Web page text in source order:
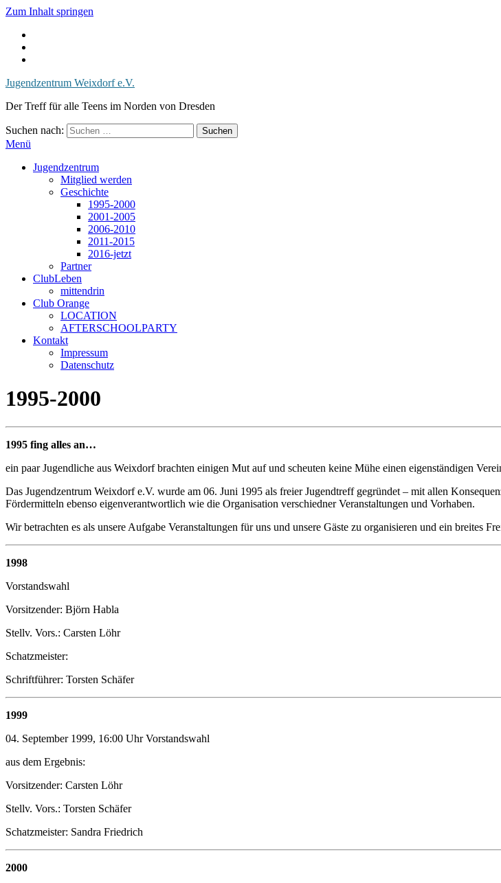
Zum Inhalt springen
Jugendzentrum Weixdorf e.V.
Der Treff für alle Teens im Norden von Dresden
Suchen nach:
Menü
Jugendzentrum
Mitglied werden
Geschichte
1995-2000
2001-2005
2006-2010
2011-2015
2016-jetzt
Partner
ClubLeben
mittendrin
Club Orange
LOCATION
AFTERSCHOOLPARTY
Kontakt
Impressum
Datenschutz
1995-2000
1995 fing alles an…
ein paar Jugendliche aus Weixdorf brachten einigen Mut auf und scheuten keine Mühe einen eigenständigen
Das Jugendzentrum Weixdorf e.V. wurde am 06. Juni 1995 als freier Jugendtreff gegründet – mit allen
Fördermitteln ebenso eigenverantwortlich wie die Organisation verschiedner Veranstaltungen und Vorhaben.
Wir betrachten es als unsere Aufgabe Veranstaltungen für uns und unsere Gäste zu organisieren und ein breites
1998
Vorstandswahl
Vorsitzender: Björn Habla
Stellv. Vors.: Carsten Löhr
Schatzmeister:
Schriftführer: Torsten Schäfer
1999
04. September 1999, 16:00 Uhr Vorstandswahl
aus dem Ergebnis:
Vorsitzender: Carsten Löhr
Stellv. Vors.: Torsten Schäfer
Schatzmeister: Sandra Friedrich
2000